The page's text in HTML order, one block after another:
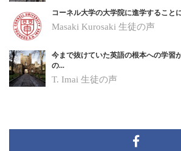
コーネル大学の大学院に進学すること
Masaki Kurosaki 生徒の声
今まで抜けていた英語の根本への学習
の...
T. Imai 生徒の声